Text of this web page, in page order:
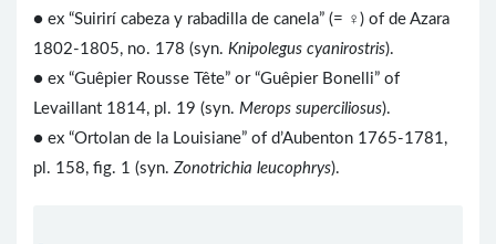
● ex “Suirirí cabeza y rabadilla de canela” (= ♀) of de Azara
1802-1805, no. 178 (syn. Knipolegus cyanirostris).
● ex “Guêpier Rousse Tête” or “Guêpier Bonelli” of
Levaillant 1814, pl. 19 (syn. Merops superciliosus).
● ex “Ortolan de la Louisiane” of d’Aubenton 1765-1781,
pl. 158, fig. 1 (syn. Zonotrichia leucophrys).